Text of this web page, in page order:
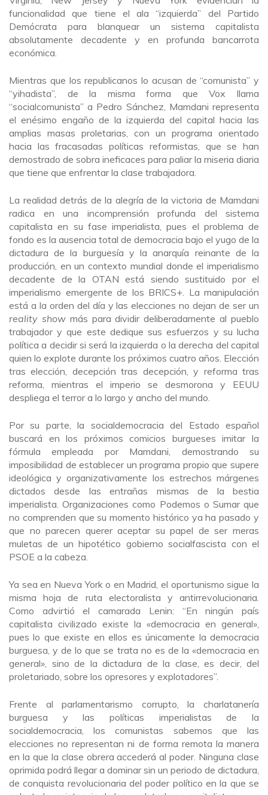
funcionalidad que tiene el ala “izquierda” del Partido
Demócrata para blanquear un sistema capitalista
absolutamente decadente y en profunda bancarrota
económica.
Mientras que los republicanos lo acusan de “comunista” y
“yihadista”, de la misma forma que Vox llama
“socialcomunista” a Pedro Sánchez, Mamdani representa
el enésimo engaño de la izquierda del capital hacia las
amplias masas proletarias, con un programa orientado
hacia las fracasadas políticas reformistas, que se han
demostrado de sobra ineficaces para paliar la miseria diaria
que tiene que enfrentar la clase trabajadora.
La realidad detrás de la alegría de la victoria de Mamdani
radica en una incomprensión profunda del sistema
capitalista en su fase imperialista, pues el problema de
fondo es la ausencia total de democracia bajo el yugo de la
dictadura de la burguesía y la anarquía reinante de la
producción, en un contexto mundial donde el imperialismo
decadente de la OTAN está siendo sustituido por el
imperialismo emergente de los BRICS+. La manipulación
está a la orden del día y las elecciones no dejan de ser un
reality showmás para dividir deliberadamente al pueblo
trabajador y que este dedique sus esfuerzos y su lucha
política a decidir si será la izquierda o la derecha del capital
quien lo explote durante los próximos cuatro años. Elección
tras elección, decepción tras decepción, y reforma tras
reforma, mientras el imperio se desmorona y EEUU
despliega el terror a lo largo y ancho del mundo.
Por su parte, la socialdemocracia del Estado español
buscará en los próximos comicios burgueses imitar la
fórmula empleada por Mamdani, demostrando su
imposibilidad de establecer un programa propio que supere
ideológica y organizativamente los estrechos márgenes
dictados desde las entrañas mismas de la bestia
imperialista. Organizaciones como Podemos o Sumar que
no comprenden que su momento histórico ya ha pasado y
que no parecen querer aceptar su papel de ser meras
muletas de un hipotético gobierno socialfascista con el
PSOE a la cabeza.
Ya sea en Nueva York o en Madrid, el oportunismo sigue la
misma hoja de ruta electoralista y antirrevolucionaria.
Como advirtió el camarada Lenin: “En ningún país
capitalista civilizado existe la «democracia en general»,
pues lo que existe en ellos es únicamente la democracia
burguesa, y de lo que se trata no es de la «democracia en
general», sino de la dictadura de la clase, es decir, del
proletariado, sobre los opresores y explotadores”.
Frente al parlamentarismo corrupto, la charlatanería
burguesa y las políticas imperialistas de la
socialdemocracia, los comunistas sabemos que las
elecciones no representan ni de forma remota la manera
en la que la clase obrera accederá al poder. Ninguna clase
oprimida podrá llegar a dominar sin un periodo de dictadura,
de conquista revolucionaria del poder político en la que se